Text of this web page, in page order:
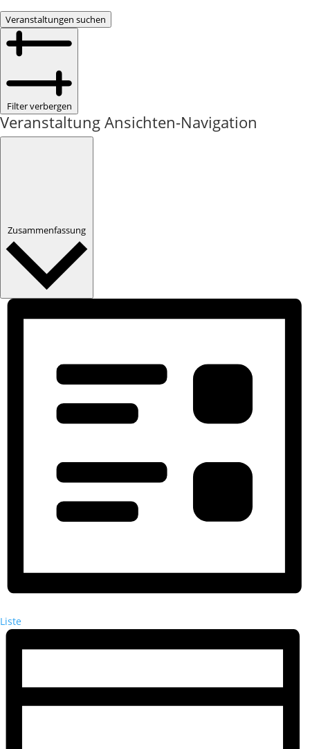
Veranstaltungen suchen
Filter verbergen
Veranstaltung Ansichten-Navigation
Zusammenfassung
Liste